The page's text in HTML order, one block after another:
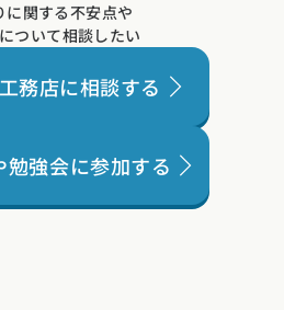
に関する不安点や
ついて相談したい
務店に相談する
勉強会に参加する